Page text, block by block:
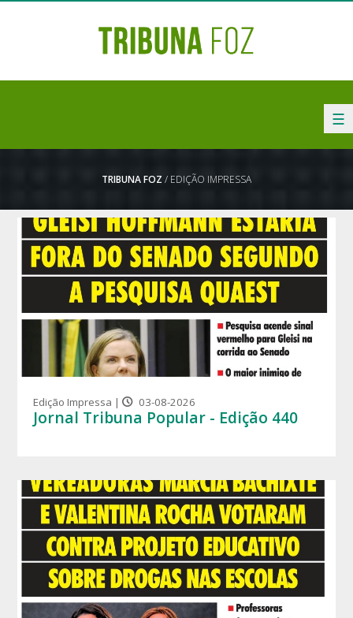
☰
TRIBUNA FOZ / EDIÇÃO IMPRESSA
Edição Impressa | 03-08-2026
Jornal Tribuna Popular - Edição 440